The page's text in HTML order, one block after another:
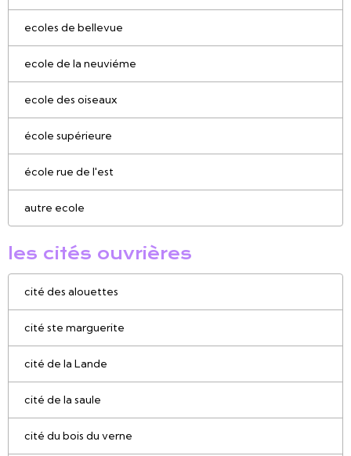
ecoles de bellevue
ecole de la neuviéme
ecole des oiseaux
école supérieure
école rue de l'est
autre ecole
les cités ouvrières
cité des alouettes
cité ste marguerite
cité de la Lande
cité de la saule
cité du bois du verne